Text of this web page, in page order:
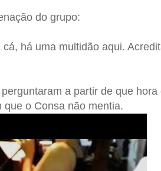
do grupo:
há uma multidão aqui.
a partir de que hora
que o Consa não mentia.